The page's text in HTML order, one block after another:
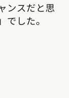
ンスだと思
した。